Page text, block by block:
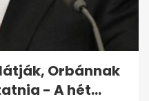
is szerepel az
Orbánnak
- A hét...